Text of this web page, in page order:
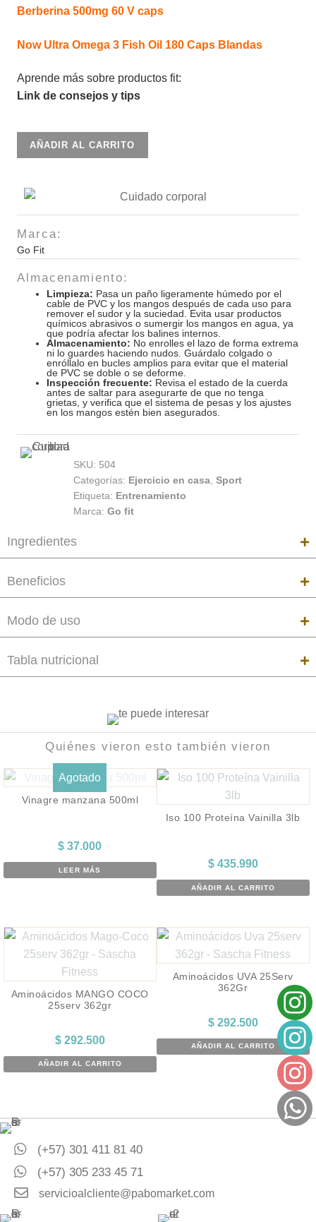
Berberina 500mg 60 V caps
Now Ultra Omega 3 Fish Oil 180 Caps Blandas
Aprende más sobre productos fit:
Link de consejos y tips
Lazo
con
85gr
AÑADIR AL CARRITO
Marca:
Go Fit
Almacenamiento:
Limpieza: Pasa un paño ligeramente húmedo por el
cable de PVC y los mangos después de cada uso para
remover el sudor y la suciedad. Evita usar productos
químicos abrasivos o sumergir los mangos en agua, ya
que podría afectar los balines internos.
Almacenamiento: No enrolles el lazo de forma extrema
ni lo guardes haciendo nudos. Guárdalo colgado o
enróllalo en bucles amplios para evitar que el material
de PVC se doble o se deforme.
Inspección frecuente: Revisa el estado de la cuerda
antes de saltar para asegurarte de que no tenga
grietas, y verifica que el sistema de pesas y los ajustes
en los mangos estén bien asegurados.
SKU: 504
Categorías: Ejercicio en casa, Sport
Etiqueta: Entrenamiento
Marca: Go fit
Ingredientes
Beneficios
Modo de uso
Tabla nutricional
Quiénes vieron esto también vieron
Agotado
Vinagre manzana 500ml
$ 37.000
LEER MÁS
Iso 100 Proteína Vainilla 3lb
$435.990
AÑADIR AL CARRITO
Aminoácidos MANGO COCO
25serv 362gr
$292.500
AÑADIR AL CARRITO
Aminoácidos UVA 25Serv
362Gr
$292.500
AÑADIR AL CARRITO
(+57) 301 411 81 40
(+57) 305 233 45 71
servicioalcliente@pabomarket.com